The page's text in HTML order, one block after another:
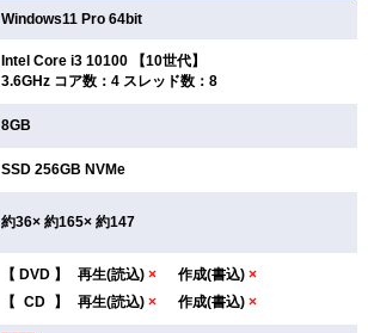
Windows11 Pro 64bit
Intel Core i3 10100 【10世代】
3.6GHz コア数：4 スレッド数：8
8GB
SSD 256GB NVMe
約36× 約165× 約147
【 DVD 】 再生(読込) × 作成(書込) ×
【 CD 】 再生(読込) × 作成(書込) ×